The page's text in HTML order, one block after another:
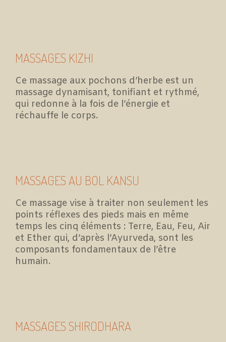
MASSAGES KIZHI
Ce massage aux pochons d’herbe est un
massage dynamisant, tonifiant et rythmé,
qui redonne à la fois de l’énergie et
réchauffe le corps.
MASSAGES AU BOL KANSU
Ce massage vise à traiter non seulement les
points réflexes des pieds mais en même
temps les cinq éléments : Terre, Eau, Feu, Air
et Ether qui, d’après l’Ayurveda, sont les
composants fondamentaux de l’être
humain.
MASSAGES SHIRODHARA